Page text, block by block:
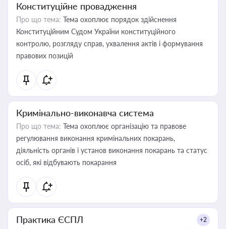
Конституційне провадження
Про що тема: Тема охоплює порядок здійснення
Конституційним Судом України конституційного
контролю, розгляду справ, ухвалення актів і формування
правових позицій
Кримінально-виконавча система
Про що тема: Тема охоплює організацію та правове
регулювання виконання кримінальних покарань,
діяльність органів і установ виконання покарань та статус
осіб, які відбувають покарання
Практика ЄСПЛ +2